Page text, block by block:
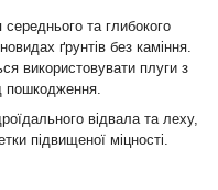
середнього та глибокого
ґрунтів без каміння.
використовувати плуги з
пошкодження.
відвала та леху,
підвищеної міцності.